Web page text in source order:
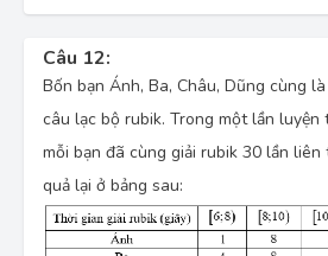
Câu 12:
Bốn bạn Ánh, Ba, Châu, Dũng cùng
câu lạc bộ rubik. Trong một lần luyện
mỗi bạn đã cùng giải rubik 30 lần
quả lại ở bảng sau: